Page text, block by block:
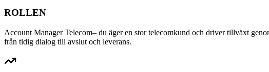
ROLLEN
Account Manager Telecom– du äger en stor telecomkund och driver tillväxt
från tidig dialog till avslut och leverans.